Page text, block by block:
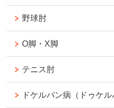
野球肘
O脚・X脚
テニス肘
ドケルバン病（ドゥケル